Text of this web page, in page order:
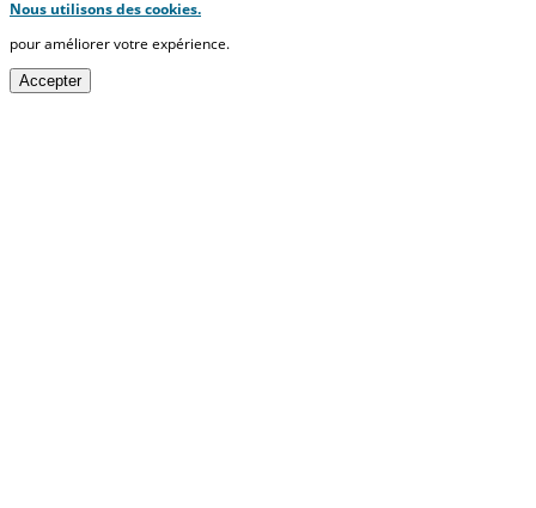
Nous utilisons des cookies.
pour améliorer votre expérience.
Accepter